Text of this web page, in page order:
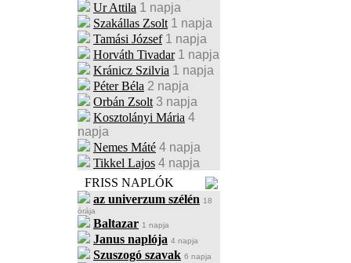
Ur Attila 1 napja
Szakállas Zsolt 1 napja
Tamási József 1 napja
Horváth Tivadar 1 napja
Kránicz Szilvia 1 napja
Péter Béla 2 napja
Orbán Zsolt 3 napja
Kosztolányi Mária 4
napja
Nemes Máté 4 napja
Tikkel Lajos 4 napja
FRISS NAPLÓK
az univerzum szélén 18
órája
Baltazar 1 napja
Janus naplója 4 napja
Szuszogó szavak 6 napja